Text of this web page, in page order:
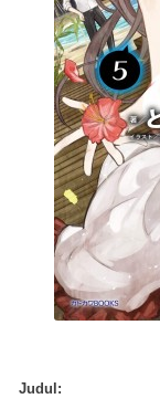
Judul: